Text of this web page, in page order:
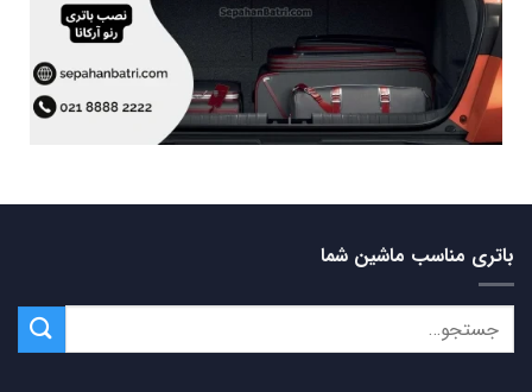
باتری مناسب ماشین شما